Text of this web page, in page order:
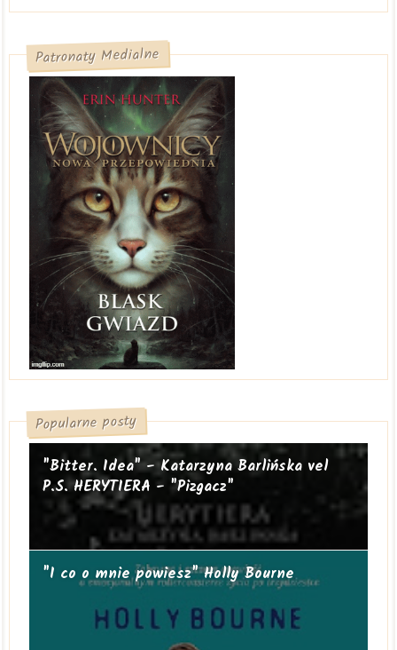
Patronaty Medialne
Popularne posty
"Bitter. Idea" - Katarzyna Barlińska vel
P.S. HERYTIERA - "Pizgacz"
"I co o mnie powiesz" Holly Bourne